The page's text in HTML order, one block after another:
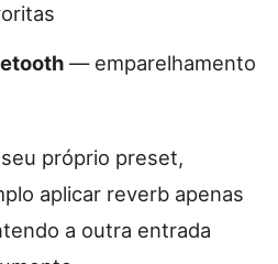
— emparelhamento
próprio preset,
aplicar reverb apenas
a outra entrada